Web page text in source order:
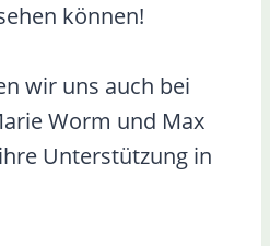
können!
wir uns auch bei
Worm und Max
Unterstützung in